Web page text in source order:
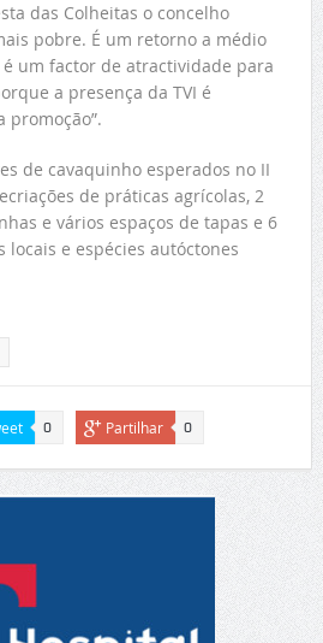
das Colheitas o concelho
pobre. É um retorno a médio
um factor de atractividade para
a presença da TVI é
de cavaquinho esperados no II
de práticas agrícolas, 2
e vários espaços de tapas e 6
locais e espécies autóctones
0 Partilhar 0